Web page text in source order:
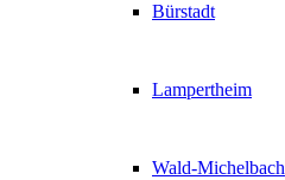
Bürstadt
Lampertheim
Wald-Michelbach